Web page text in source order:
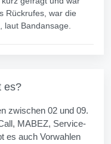
Rückrufes, war die
laut Bandansage.
es?
zwischen 02 und 09.
MABEZ, Service-
es auch Vorwahlen